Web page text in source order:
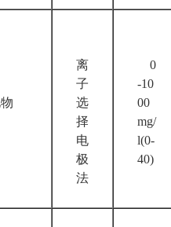
离
子
选
择
电
极
法
0
-10
00
mg/
l(0-
40)